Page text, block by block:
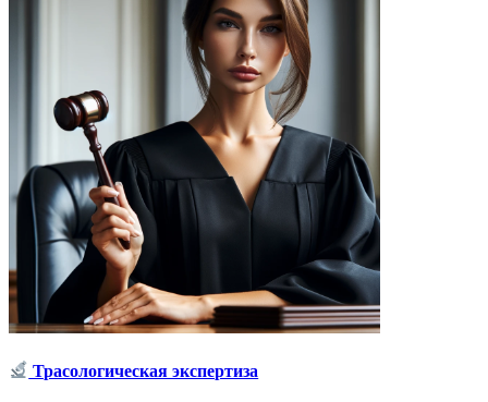
Трасологическая экспертиза